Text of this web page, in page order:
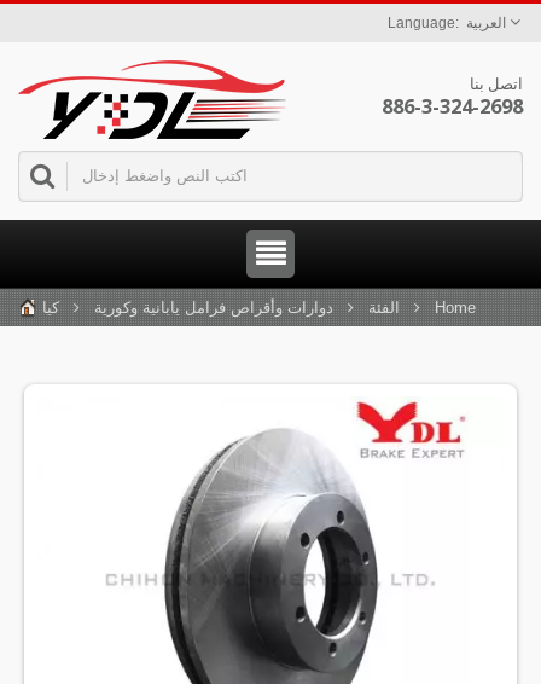
العربية
اتصل بنا
886-3-324-2698
Home الفئة دوارات وأقراص فرامل يابانية وكورية كيا